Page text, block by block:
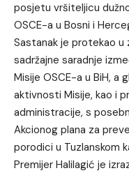
posjetu vršiteljicu
OSCE-a u Bosni i
Sastanak je protekao u
sadržajne saradnje
Misije OSCE-a u BiH, a
aktivnosti Misije, kao i
administracije, s
Akcionog plana za
porodici u Tuzlanskom
Premijer Halilagić je